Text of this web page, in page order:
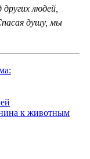
людей,
душу, мы
к животным